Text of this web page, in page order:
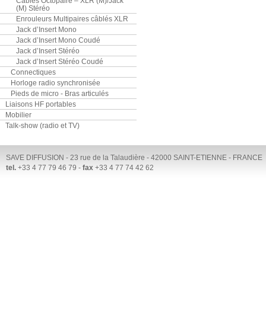
(M) Stéréo
Enrouleurs Multipaires câblés XLR
Jack d’Insert Mono
Jack d’Insert Mono Coudé
Jack d’Insert Stéréo
Jack d’Insert Stéréo Coudé
Connectiques
Horloge radio synchronisée
Pieds de micro - Bras articulés
Liaisons HF portables
Mobilier
Talk-show (radio et TV)
SAVE DIFFUSION - 23 rue de la Talaudière - 42000 SAINT-ETIENNE - FRANCE
tel. +33 4 77 79 46 79 - fax +33 4 77 74 42 62